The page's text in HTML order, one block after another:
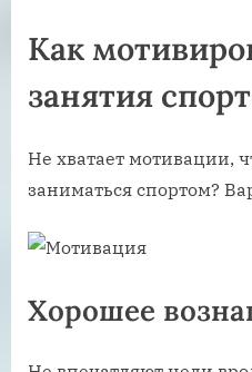
Как
занятия
Не хватает мотивации,
заниматься спортом?
Хорошее